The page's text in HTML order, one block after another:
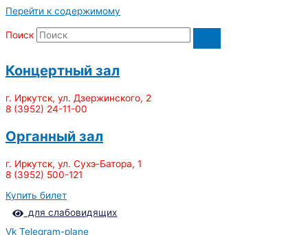
Перейти к содержимому
Поиск
Концертный зал
г. Иркутск, ул. Дзержинского, 2
8 (3952) 24-11-00
Органный зал
г. Иркутск, ул. Сухэ-Батора, 1
8 (3952) 500-121
Купить билет
для слабовидящих
Vk Telegram-plane